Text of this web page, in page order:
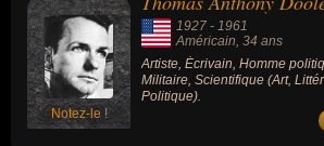
Notez-le !
1927 - 1961
Américain, 34 ans
Artiste, Écrivain, Homme
Militaire, Scientifique (Art,
Politique).